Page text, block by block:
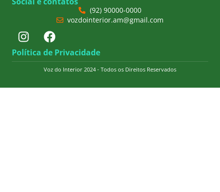
(92) 90000-0000
vozdointerior.am@gmail.com
Política de Privacidade
Voz do Interior 2024 - Todos os Direitos Reservados